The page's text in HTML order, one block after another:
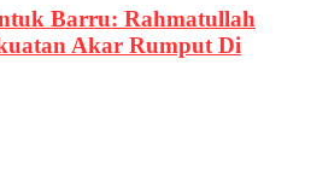
Barru: Rahmatullah
Akar Rumput Di